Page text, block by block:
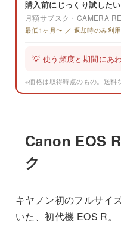
購入前にじっくり試したい
月額サブスク・CAMERA
最低1ヶ月〜 ／ 返却時のみ利
💡 使う頻度と期間にあ
※価格は取得時点のもの。送料
Canon EOS
ク
キヤノン初のフルサイ
いた、初代機 EOS R。